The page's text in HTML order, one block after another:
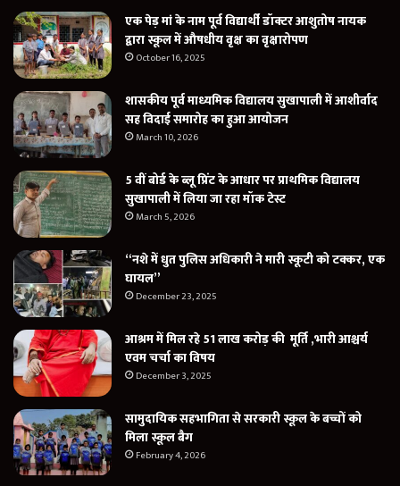
एक पेड़ मां के नाम पूर्व विद्यार्थी डॉक्टर आशुतोष नायक
द्वारा स्कूल में औषधीय वृक्ष का वृक्षारोपण
October 16, 2025
शासकीय पूर्व माध्यमिक विद्यालय सुखापाली में आशीर्वाद
सह विदाई समारोह का हुआ आयोजन
March 10, 2026
5 वीं बोर्ड के ब्लू प्रिंट के आधार पर प्राथमिक विद्यालय
सुखापाली में लिया जा रहा मॉक टेस्ट
March 5, 2026
“नशे में धुत पुलिस अधिकारी ने मारी स्कूटी को टक्कर, एक
घायल”
December 23, 2025
आश्रम में मिल रहे 51 लाख करोड़ की मूर्ति ,भारी आश्चर्य
एवम चर्चा का विषय
December 3, 2025
सामुदायिक सहभागिता से सरकारी स्कूल के बच्चों को
मिला स्कूल बैग
February 4, 2026